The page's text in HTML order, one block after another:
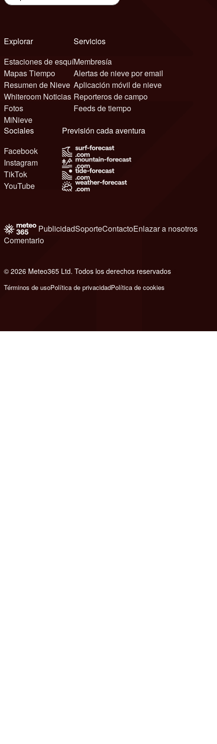
Explorar
Estaciones de esquí
Mapas Tiempo
Resumen de Nieve
Whiteroom Noticias
Fotos
MiNieve
Servicios
Membresía
Alertas de nieve por email
Aplicación móvil de nieve
Reporteros de campo
Feeds de tiempo
Sociales
Facebook
Instagram
TikTok
YouTube
Previsión cada aventura
PublicidadSoporteContactoEnlazar a nosotros
Comentario
© 2026 Meteo365 Ltd. Todos los derechos reservados
Términos de usoPolítica de privacidadPolítica de cookies